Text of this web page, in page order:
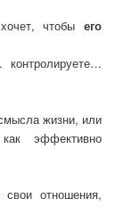
чтобы его
жизни, или
эффективно
отношения,